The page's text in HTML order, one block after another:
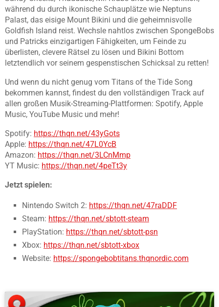
während du durch ikonische Schauplätze wie Neptuns
Palast, das eisige Mount Bikini und die geheimnisvolle
Goldfish Island reist. Wechsle nahtlos zwischen SpongeBobs
und Patricks einzigartigen Fähigkeiten, um Feinde zu
überlisten, clevere Rätsel zu lösen und Bikini Bottom
letztendlich vor seinem gespenstischen Schicksal zu retten!
Und wenn du nicht genug vom Titans of the Tide Song
bekommen kannst, findest du den vollständigen Track auf
allen großen Musik-Streaming-Plattformen: Spotify, Apple
Music, YouTube Music und mehr!
Spotify: https://thqn.net/43yGots
Apple: https://thqn.net/47L0YcB
Amazon: https://thqn.net/3LCnMmp
YT Music: https://thqn.net/4peTt3y
Jetzt spielen:
Nintendo Switch 2: https://thqn.net/47raDDF
Steam: https://thqn.net/sbtott-steam
PlayStation: https://thqn.net/sbtott-psn
Xbox: https://thqn.net/sbtott-xbox
Website: https://spongebobtitans.thqnordic.com